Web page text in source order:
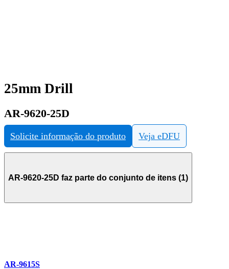
25mm Drill
AR-9620-25D
Solicite informação do produto Veja eDFU
AR-9620-25D faz parte do conjunto de itens (1)
AR-9615S